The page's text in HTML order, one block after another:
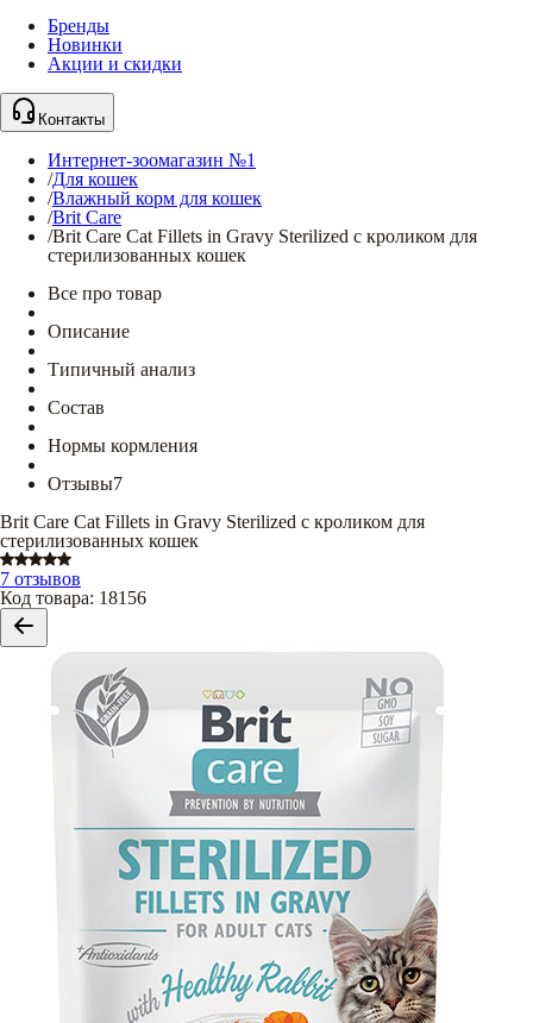
Бренды
Новинки
Акции и скидки
Контакты
Интернет-зоомагазин №1
/Для кошек
/Влажный корм для кошек
/Brit Care
/Brit Care Cat Fillets in Gravy Sterilized с кроликом для
стерилизованных кошек
Все про товар
Описание
Типичный анализ
Состав
Нормы кормления
Отзывы7
Brit Care Cat Fillets in Gravy Sterilized с кроликом для
стерилизованных кошек
7 отзывов
Код товара: 18156